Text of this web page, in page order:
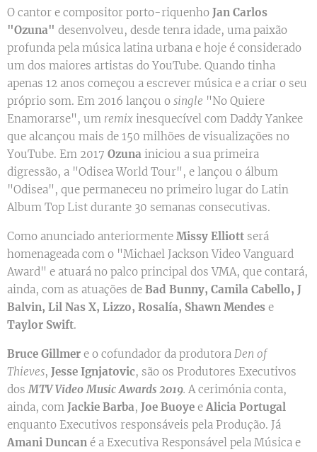
O cantor e compositor porto-riquenho Jan Carlos
"Ozuna" desenvolveu, desde tenra idade, uma paixão
profunda pela música latina urbana e hoje é considerado
um dos maiores artistas do YouTube. Quando tinha
apenas 12 anos começou a escrever música e a criar o seu
próprio som. Em 2016 lançou o single "No Quiere
Enamorarse", um remix inesquecível com Daddy Yankee
que alcançou mais de 150 milhões de visualizações no
YouTube. Em 2017 Ozuna iniciou a sua primeira
digressão, a "Odisea World Tour", e lançou o álbum
"Odisea", que permaneceu no primeiro lugar do Latin
Album Top List durante 30 semanas consecutivas.
Como anunciado anteriormente Missy Elliott será
homenageada com o "Michael Jackson Video Vanguard
Award" e atuará no palco principal dos VMA, que contará,
ainda, com as atuações de Bad Bunny, Camila Cabello, J
Balvin, Lil Nas X, Lizzo, Rosalía, Shawn Mendes e
Taylor Swift.
Bruce Gillmer e o cofundador da produtora Den of
Thieves, Jesse Ignjatovic, são os Produtores Executivos
dos MTV Video Music Awards 2019. A cerimónia conta,
ainda, com Jackie Barba, Joe Buoye e Alicia Portugal
enquanto Executivos responsáveis pela Produção. Já
Amani Duncan é a Executiva Responsável pela Música e